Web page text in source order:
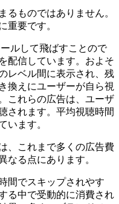
るものではありません。
重要です。
ルして飛ばすことので
配信しています。およそ
レベル間に表示され、残
換えにユーザーが自ら視
これらの広告は、ユーザ
されます。平均視聴時間
います。
、これまで多くの広告費
なる点にあります。
間でスキップされやす
る中で受動的に消費され